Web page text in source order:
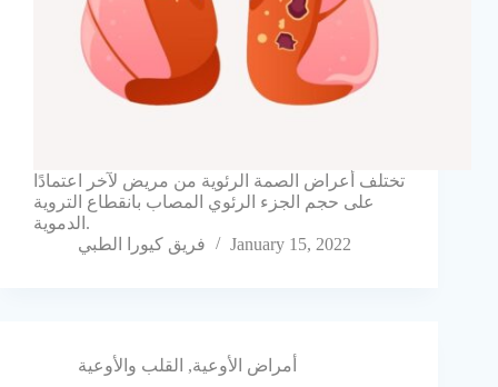
تختلف أعراض الصمة الرئوية من مريض لآخر اعتمادًا
على حجم الجزء الرئوي المصاب بانقطاع التروية
الدموية.
فريق كيورا الطبي
January 15, 2022
أمراض الأوعية, القلب والأوعية